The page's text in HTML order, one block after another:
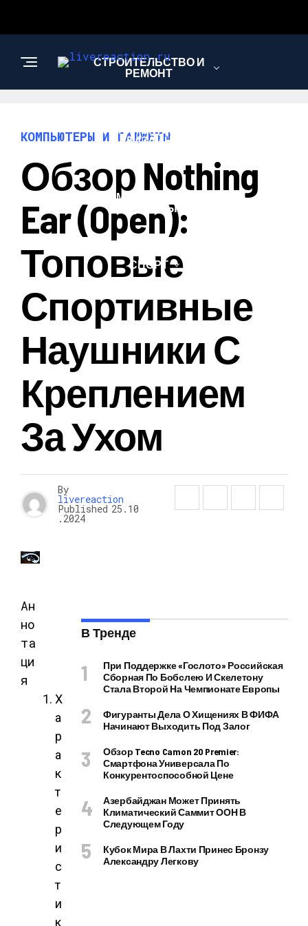
СТРОИТЕЛЬСТВО И
РЕМОНТ
АРХИТЕКТУРА И
ДИЗАЙН
КОМПЬЮТЕРЫ И
ГАДЖЕТЫ
СПОРТ
КОМПЬЮТЕРЫ И ГАДЖЕТЫ
Обзор Nothing
Ear (open):
Топовые
Спортивные
Наушники С
Креплением
За Ухом
By
livereaction
Published 25.10
.2024
Ан
но
та
ци
я
Х
а
р
а
к
т
е
р
и
с
т
и
к
В Тренде
При Поддержке «Гослото» Российская
Сборная По Бобслею И Скелетону
Стала Второй На Чемпионате Европы
Фигуранты Дела О Хищениях В ФИФА
Начинают Выходить Под Залог
Обзор Tecno Camon 20 Premier:
Смартфона Универсала По
Конкурентоспособной Цене
Азербайджан Может Принять
Климатический Саммит ООН В
Следующем Году
Кубок Мира В Лахти Принес Бронзу
Александру Легкову